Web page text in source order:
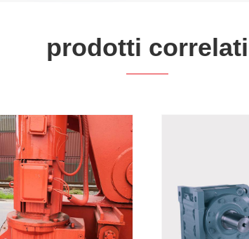
prodotti correlati